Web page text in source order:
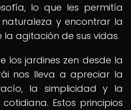
lo que les permitía
y encontrar la
agitación de sus vidas.
los jardines zen desde la
nos lleva a apreciar la
la simplicidad y la
Estos principios